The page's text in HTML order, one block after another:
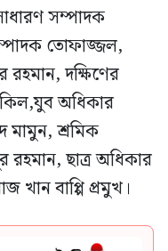
সম্পাদক
তোফাজ্জল,
দক্ষিণের
অধিকার
মামুন, শ্রমিক
ছাত্র অধিকার
খান বাপ্পি প্রমুখ।